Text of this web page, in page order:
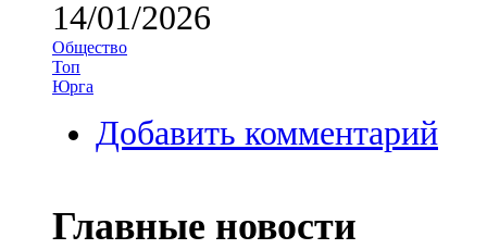
14/01/2026
Общество
Топ
Юрга
Добавить комментарий
Главные новости